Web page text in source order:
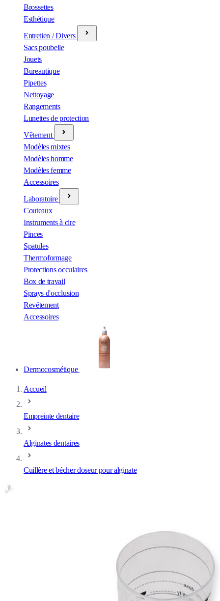
Brossettes
Esthétique
Entretien / Divers
Sacs poubelle
Jouets
Bureautique
Pipettes
Nettoyage
Rangements
Lunettes de protection
Vêtement
Modèles mixtes
Modèles homme
Modèles femme
Accessoires
Laboratoire
Couteaux
Instruments à cire
Pinces
Spatules
Thermoformage
Protections occulaires
Box de travail
Sprays d'occlusion
Revêtement
Accessoires
Dermocosmétique
Accueil
Empreinte dentaire
Alginates dentaires
Cuillère et bécher doseur pour alginate